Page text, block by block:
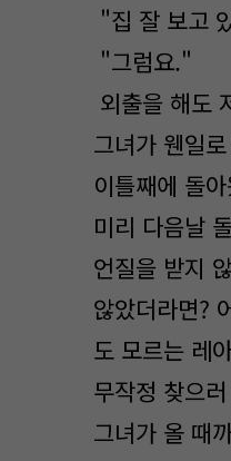
"집 잘 보고
"그럼요."
외출을 해도
그녀가 웬일
이틀째에 돌
미리 다음날
언질을 받지
않았더라면?
도 모르는 레
무작정 찾으
그녀가 올 때